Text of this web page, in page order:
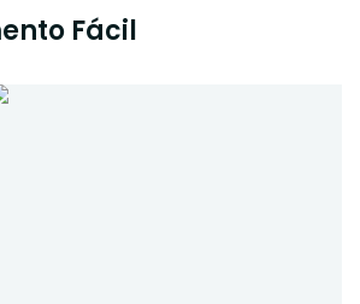
Fácil